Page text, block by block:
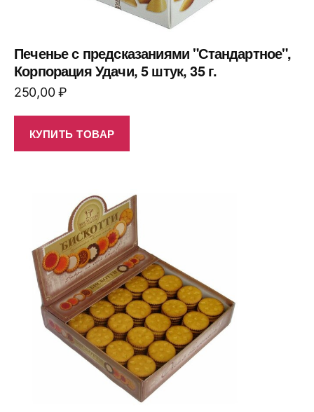
Печенье с предсказаниями "Стандартное",
Корпорация Удачи, 5 штук, 35 г.
250,00₽
КУПИТЬ ТОВАР